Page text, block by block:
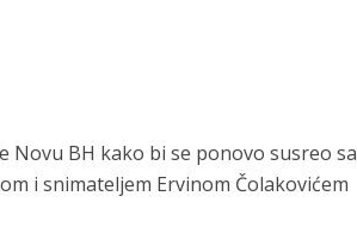
Novu BH kako bi se ponovo susreo sa
i snimateljem Ervinom Čolakovićem